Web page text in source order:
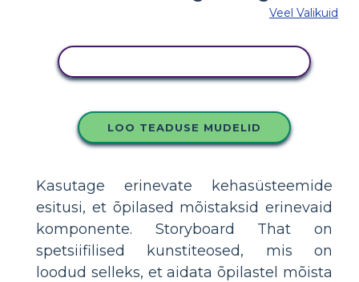
Veel Valikuid
LOO TEADUSE MUDELID
Kasutage erinevate kehasüsteemide
esitusi, et õpilased mõistaksid erinevaid
komponente. Storyboard That on
spetsiifilised kunstiteosed, mis on
loodud selleks, et aidata õpilastel mõista